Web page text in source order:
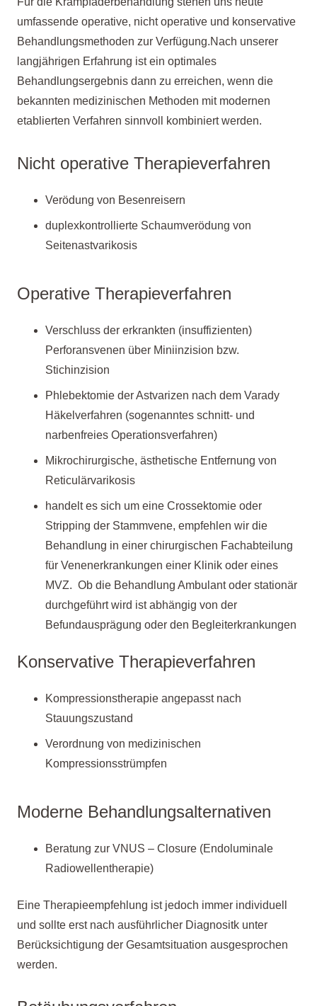
umfassende operative, nicht operative und konservative
Behandlungsmethoden zur Verfügung.Nach unserer
langjährigen Erfahrung ist ein optimales
Behandlungsergebnis dann zu erreichen, wenn die
bekannten medizinischen Methoden mit modernen
etablierten Verfahren sinnvoll kombiniert werden.
Nicht operative Therapieverfahren
Verödung von Besenreisern
duplexkontrollierte Schaumverödung von
Seitenastvarikosis
Operative Therapieverfahren
Verschluss der erkrankten (insuffizienten)
Perforansvenen über Miniinzision bzw.
Stichinzision
Phlebektomie der Astvarizen nach dem Varady
Häkelverfahren (sogenanntes schnitt- und
narbenfreies Operationsverfahren)
Mikrochirurgische, ästhetische Entfernung von
Reticulärvarikosis
handelt es sich um eine Crossektomie oder
Stripping der Stammvene, empfehlen wir die
Behandlung in einer chirurgischen Fachabteilung
für Venenerkrankungen einer Klinik oder eines
MVZ. Ob die Behandlung Ambulant oder stationär
durchgeführt wird ist abhängig von der
Befundausprägung oder den Begleiterkrankungen
Konservative Therapieverfahren
Kompressionstherapie angepasst nach
Stauungszustand
Verordnung von medizinischen
Kompressionsstrümpfen
Moderne Behandlungsalternativen
Beratung zur VNUS – Closure (Endoluminale
Radiowellentherapie)
Eine Therapieempfehlung ist jedoch immer individuell
und sollte erst nach ausführlicher Diagnositk unter
Berücksichtigung der Gesamtsituation ausgesprochen
werden.